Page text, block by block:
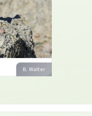
B. Walter